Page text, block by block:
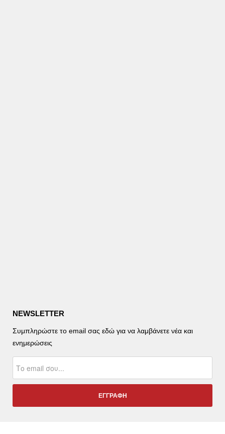
NEWSLETTER
Συμπληρώστε το email σας εδώ για να λαμβάνετε νέα και
ενημερώσεις